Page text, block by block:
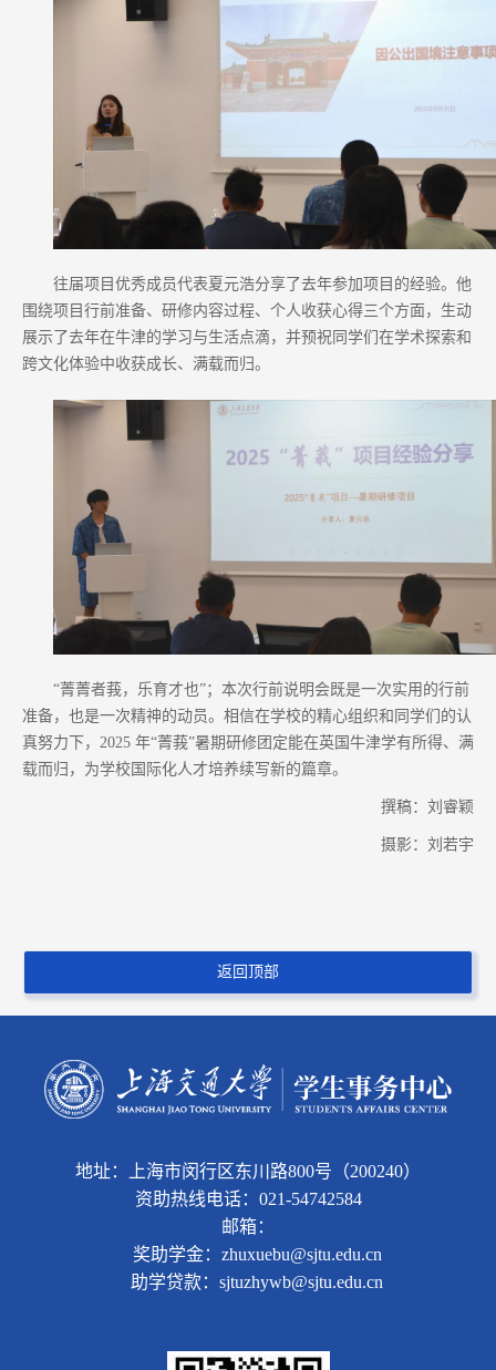
往届项目优秀成员代表夏元浩分享了去年参加项目的经验。他
围绕项目行前准备、研修内容过程、个人收获心得三个方面，生动
展示了去年在牛津的学习与生活点滴，并预祝同学们在学术探索和
跨文化体验中收获成长、满载而归。
“菁菁者莪，乐育才也”；本次行前说明会既是一次实用的行前
准备，也是一次精神的动员。相信在学校的精心组织和同学们的认
真努力下，2025 年“菁莪”暑期研修团定能在英国牛津学有所得、满
载而归，为学校国际化人才培养续写新的篇章。
撰稿：刘睿颖
摄影：刘若宇
返回顶部
地址：上海市闵行区东川路800号（200240）
资助热线电话：021-54742584
邮箱：
奖助学金：zhuxuebu@sjtu.edu.cn
助学贷款：sjtuzhywb@sjtu.edu.cn